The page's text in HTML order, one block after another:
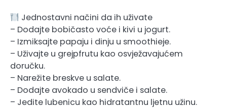
Jednostavni načini da ih uživate
– Dodajte bobičasto voće i kivi u jogurt.
– Izmiksajte papaju i dinju u smoothieje.
– Uživajte u grejpfrutu kao osvježavajućem
doručku.
– Narežite breskve u salate.
– Dodajte avokado u sendviče i salate.
– Jedite lubenicu kao hidratantnu ljetnu užinu.